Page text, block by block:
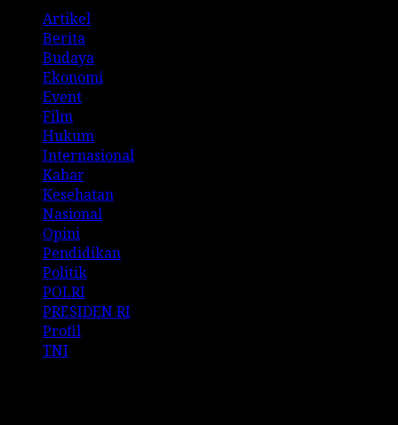
Artikel
Berita
Budaya
Ekonomi
Event
Film
Hukum
Internasional
Kabar
Kesehatan
Nasional
Opini
Pendidikan
Politik
POLRI
PRESIDEN RI
Profil
TNI